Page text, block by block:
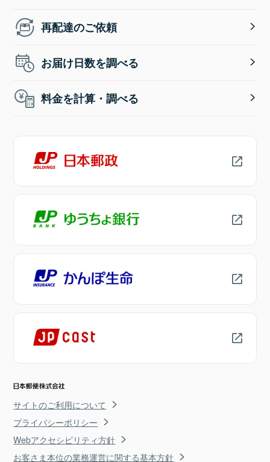
再配達のご依頼
お届け日数を調べる
料金を計算・調べる
サイトのご利用について
プライバシーポリシー
Webアクセシビリティ方針
お客さま本位の業務運営に関する基本方針